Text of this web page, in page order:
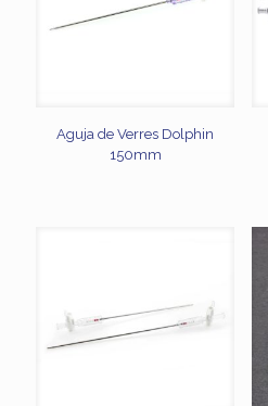
Aguja de Verres Dolphin
150mm